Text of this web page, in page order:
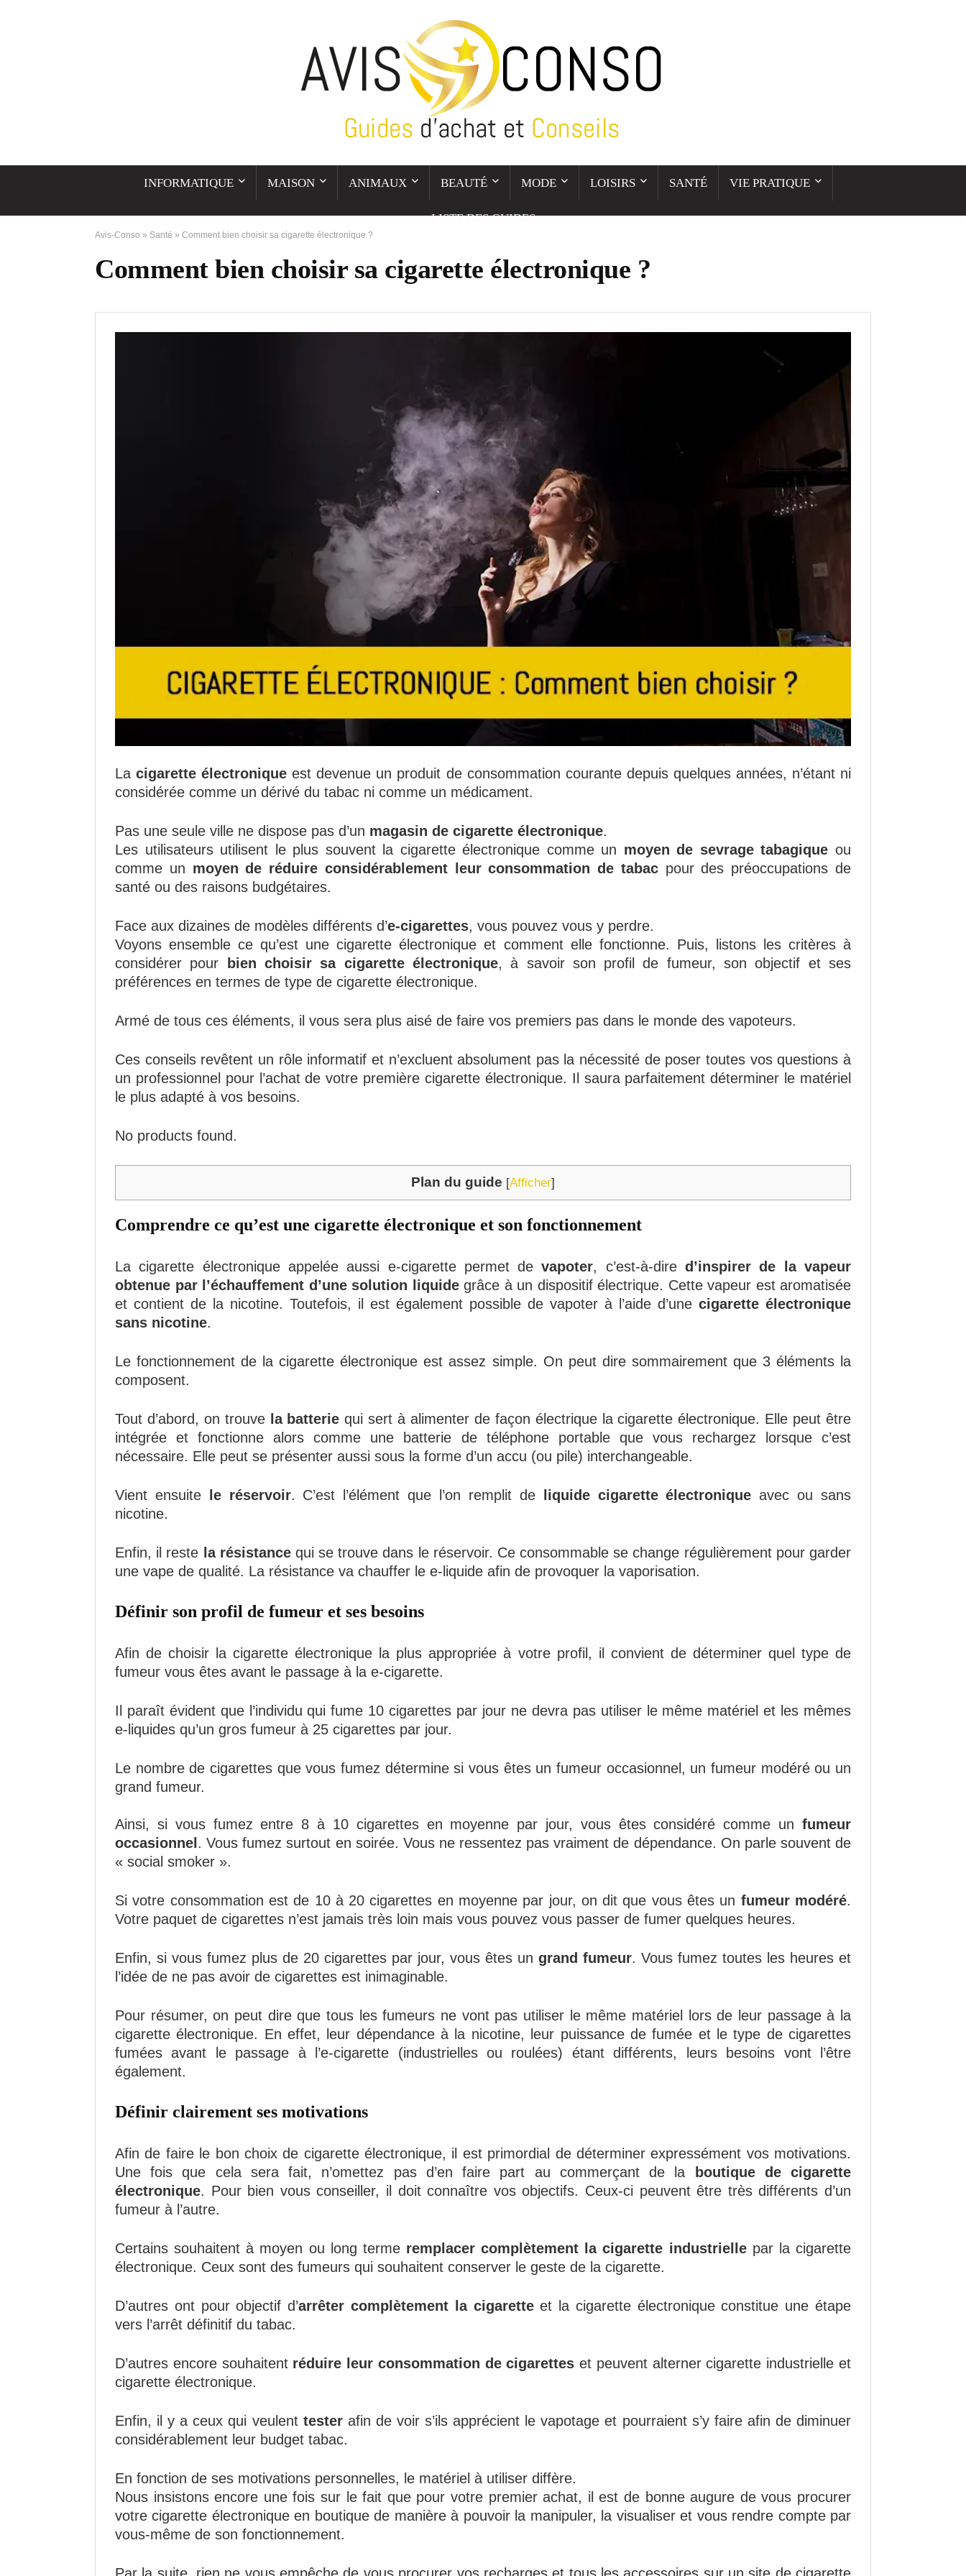
INFORMATIQUE MAISON ANIMAUX BEAUTÉ MODE LOISIRS SANTÉ VIE PRATIQUE
LISTE DES GUIDES
Avis-Conso » Santé » Comment bien choisir sa cigarette électronique ?
Comment bien choisir sa cigarette électronique ?
Lacigarette électronique est devenue un produit de consommation courante depuis quelques années, n’étant ni
considérée comme un dérivé du tabac ni comme un médicament.
Pas une seule ville ne dispose pas d’un magasin de cigarette électronique.
Les utilisateurs utilisent le plus souvent la cigarette électronique comme un moyen de sevrage tabagique ou
comme un moyen de réduire considérablement leur consommation de tabacpour des préoccupations de
santé ou des raisons budgétaires.
Face aux dizaines de modèles différents d’e-cigarettes, vous pouvez vous y perdre.
Voyons ensemble ce qu’est une cigarette électronique et comment elle fonctionne. Puis, listons les critères à
considérer pour
bien choisir sa cigarette électronique, à savoir son profil de fumeur, son objectif et ses
préférences en termes de type de cigarette électronique.
Armé de tous ces éléments, il vous sera plus aisé de faire vos premiers pas dans le monde des vapoteurs.
Ces conseils revêtent un rôle informatif et n’excluent absolument pas la nécessité de poser toutes vos questions à
un professionnel pour l’achat de votre première cigarette électronique. Il saura parfaitement déterminer le matériel
le plus adapté à vos besoins.
No products found.
Plan du guide [Afficher]
Comprendre ce qu’est une cigarette électronique et son fonctionnement
La cigarette électronique appelée aussi e-cigarette permet devapoter, c’est-à-dired’inspirer de la vapeur
obtenue par l’échauffement d’une solution liquidegrâce à un dispositif électrique. Cette vapeur est aromatisée
et contient de la nicotine. Toutefois, il est également possible de vapoter à l’aide d’une cigarette électronique
sans nicotine.
Le fonctionnement de la cigarette électronique est assez simple. On peut dire sommairement que 3 éléments la
composent.
Tout d’abord, on trouve la batterie qui sert à alimenter de façon électrique la cigarette électronique. Elle peut être
intégrée et fonctionne alors comme une batterie de téléphone portable que vous rechargez lorsque c’est
nécessaire. Elle peut se présenter aussi sous la forme d’un accu (ou pile) interchangeable.
Vient ensuite le réservoir. C’est l’élément que l’on remplit de liquide cigarette électronique avec ou sans
nicotine.
Enfin, il reste la résistancequi se trouve dans le réservoir. Ce consommable se change régulièrement pour garder
une vape de qualité. La résistance va chauffer le e-liquide afin de provoquer la vaporisation.
Définir son profil de fumeur et ses besoins
Afin de choisir la cigarette électronique la plus appropriée à votre profil, il convient de déterminer quel type de
fumeur vous êtes avant le passage à la e-cigarette.
Il paraît évident que l’individu qui fume 10 cigarettes par jour ne devra pas utiliser le même matériel et les mêmes
e-liquides qu’un gros fumeur à 25 cigarettes par jour.
Le nombre de cigarettes que vous fumez détermine si vous êtes un fumeur occasionnel, un fumeur modéré ou un
grand fumeur.
Ainsi, si vous fumez entre 8 à 10 cigarettes en moyenne par jour, vous êtes considéré comme un fumeur
occasionnel . Vous fumez surtout en soirée. Vous ne ressentez pas vraiment de dépendance. On parle souvent de
« social smoker ».
Si votre consommation est de 10 à 20 cigarettes en moyenne par jour, on dit que vous êtes un fumeur modéré.
Votre paquet de cigarettes n’est jamais très loin mais vous pouvez vous passer de fumer quelques heures.
Enfin, si vous fumez plus de 20 cigarettes par jour, vous êtes un grand fumeur. Vous fumez toutes les heures et
l’idée de ne pas avoir de cigarettes est inimaginable.
Pour résumer, on peut dire que tous les fumeurs ne vont pas utiliser le même matériel lors de leur passage à la
cigarette électronique. En effet, leur dépendance à la nicotine, leur puissance de fumée et le type de cigarettes
fumées avant le passage à l’e-cigarette (industrielles ou roulées) étant différents, leurs besoins vont l’être
également.
Définir clairement ses motivations
Afin de faire le bon choix de cigarette électronique, il est primordial de déterminer expressément vos motivations.
Une fois que cela sera fait, n’omettez pas d’en faire part au commerçant de la
boutique de cigarette
électronique. Pour bien vous conseiller, il doit connaître vos objectifs. Ceux-ci peuvent être très différents d’un
fumeur à l’autre.
Certains souhaitent à moyen ou long terme remplacer complètement la cigarette industriellepar la cigarette
électronique. Ceux sont des fumeurs qui souhaitent conserver le geste de la cigarette.
D’autres ont pour objectif d’arrêter complètement la cigaretteet la cigarette électronique constitue une étape
vers l’arrêt définitif du tabac.
D’autres encore souhaitent réduire leur consommation de cigarettes et peuvent alterner cigarette industrielle et
cigarette électronique.
Enfin, il y a ceux qui veulent testerafin de voir s’ils apprécient le vapotage et pourraient s’y faire afin de diminuer
considérablement leur budget tabac.
En fonction de ses motivations personnelles, le matériel à utiliser diffère.
Nous insistons encore une fois sur le fait que pour votre premier achat, il est de bonne augure de vous procurer
votre cigarette électronique en boutique de manière à pouvoir la manipuler, la visualiser et vous rendre compte par
vous-même de son fonctionnement.